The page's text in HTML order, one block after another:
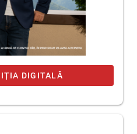
DIGITALĂ